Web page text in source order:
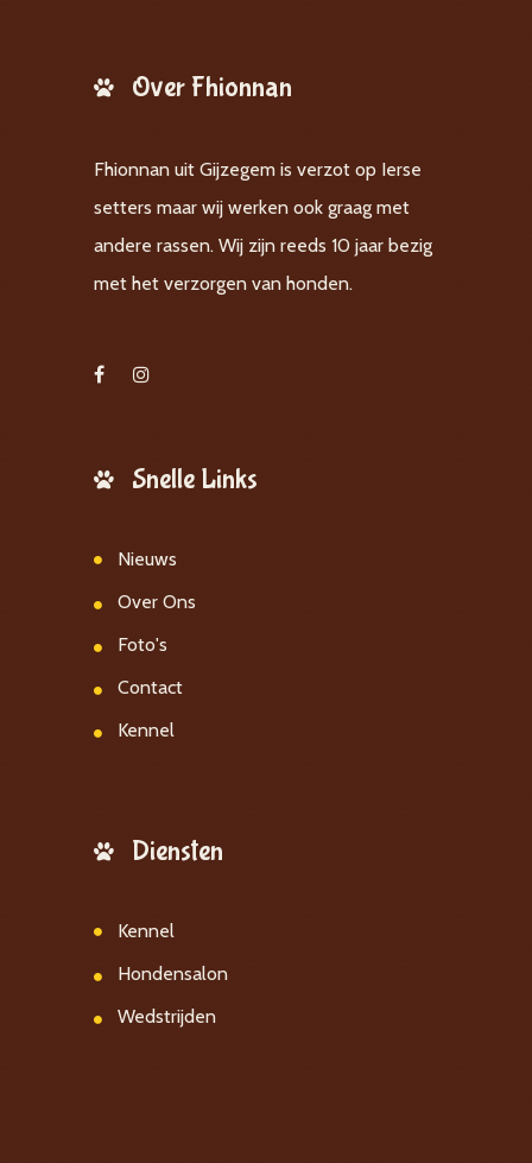
Over Fhionnan
Fhionnan uit Gijzegem is verzot op Ierse
setters maar wij werken ook graag met
andere rassen. Wij zijn reeds 10 jaar bezig
met het verzorgen van honden.
Snelle Links
Nieuws
Over Ons
Foto's
Contact
Kennel
Diensten
Kennel
Hondensalon
Wedstrijden